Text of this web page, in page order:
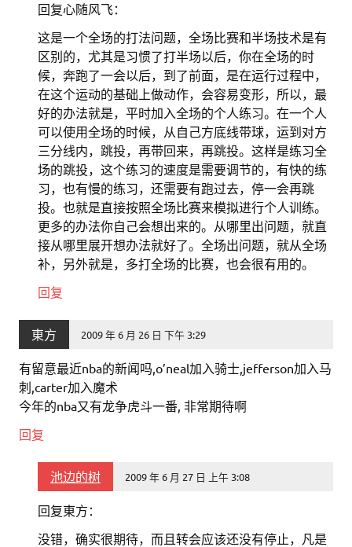
回复心随风飞：
这是一个全场的打法问题，全场比赛和半场技术是有
区别的，尤其是习惯了打半场以后，你在全场的时
候，奔跑了一会以后，到了前面，是在运行过程中，
在这个运动的基础上做动作，会容易变形，所以，最
好的办法就是，平时加入全场的个人练习。在一个人
可以使用全场的时候，从自己方底线带球，运到对方
三分线内，跳投，再带回来，再跳投。这样是练习全
场的跳投，这个练习的速度是需要调节的，有快的练
习，也有慢的练习，还需要有跑过去，停一会再跳
投。也就是直接按照全场比赛来模拟进行个人训练。
更多的办法你自己会想出来的。从哪里出问题，就直
接从哪里展开想办法就好了。全场出问题，就从全场
补，另外就是，多打全场的比赛，也会很有用的。
回复
東方 2009 年 6 月 26 日 下午 3:29
有留意最近nba的新闻吗,o’neal加入骑士,jefferson加入马
刺,carter加入魔术
今年的nba又有龙争虎斗一番, 非常期待啊
回复
池边的树 2009 年 6 月 27 日 上午 3:08
回复東方：
没错，确实很期待，而且转会应该还没有停止，凡是